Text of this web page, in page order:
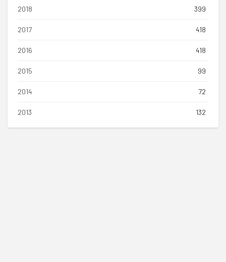
2018 399
2017 418
2016 418
2015 99
2014 72
2013 132